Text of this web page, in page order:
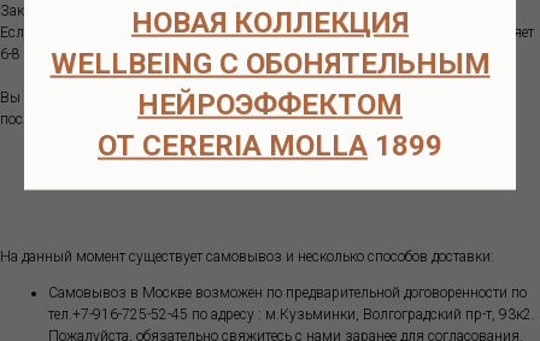
НОВАЯ КОЛЛЕКЦИЯ
WELLBEING С ОБОНЯТЕЛЬНЫМ
НЕЙРОЭФФЕКТОМ
ОТ CERERIA MOLLA 1899
Заказ отправляем в день или на следующий день после оплаты.
Если товара нет в наличии на нашем складе в Москве, срок поставки составляет
6-8 недель.
Вы можете оплатить ваш заказ одним из способов (оплата возможна только
после подтверждения наличия товара на складе):
Оплата картой через систему Робокасса для физических лиц
На данный момент существует самовывоз и несколько способов доставки:
Самовывоз в Москве возможен по предварительной договоренности по
тел.+7-916-725-52-45 по адресу : м.Кузьминки, Волгоградский пр-т, 93к2.
Пожалуйста, обязательно свяжитесь с нами заранее для согласования.